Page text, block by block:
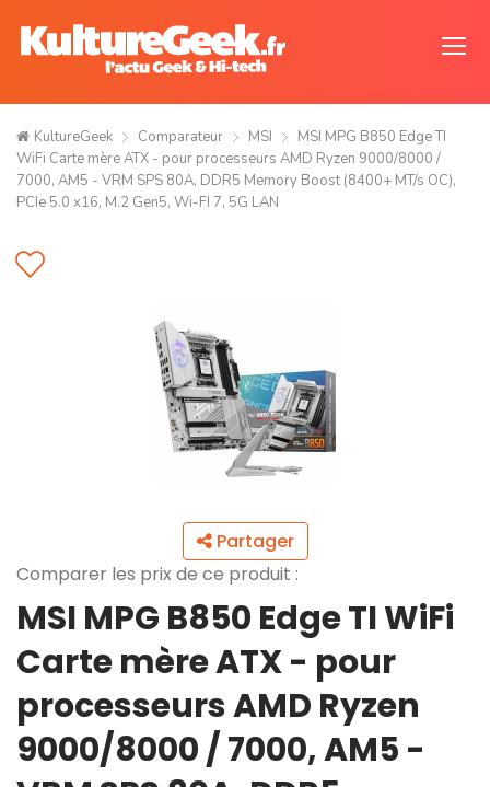
KultureGeek Comparateur MSI
MSI MPG B850 Edge TI
WiFi Carte mère ATX - pour processeurs AMD Ryzen 9000/8000 /
7000, AM5 - VRM SPS 80A, DDR5 Memory Boost (8400+ MT/s OC),
PCIe 5.0 x16, M.2 Gen5, Wi-FI 7, 5G LAN
Partager
Comparer les prix de ce produit :
MSI MPG B850 Edge TI WiFi
Carte mère ATX - pour
processeurs AMD Ryzen
9000/8000 / 7000, AM5 -